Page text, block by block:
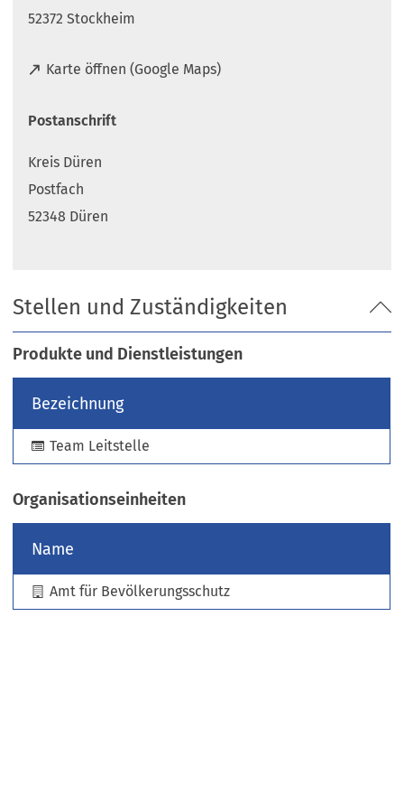
52372 Stockheim
Karte öffnen (Google Maps)
(
f
e
t
i
e
m
n
e
n
T
a
)
Postanschrift
Kreis Düren
Postfach
52348 Düren
Stellen und Zuständigkeiten
Produkte und Dienstleistungen
Bezeichnung
Team Leitstelle
Organisationseinheiten
Name
Amt für Bevölkerungsschutz